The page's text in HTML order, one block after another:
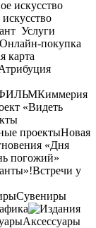
Услуги
Онлайн-покупка
карта
Киммерия
«Видеть
проектыНовая
«Дня
погожий»
Встречи у
Сувениры
Аксессуары